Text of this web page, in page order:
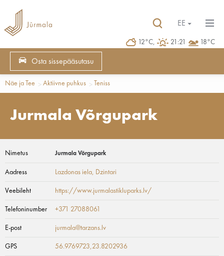
12°C, 21:21 18°C
EE
Osta sissepääsutasu
Näe ja Tee Aktiivne puhkus Teniss
Jurmala Võrgupark
Nimetus Jurmala Võrgupark
Aadress Lazdonas iela, Dzintari
Veebileht https://www.jurmalastikluparks.lv/
Telefoninumber +371 27088061
E-post jurmala@tarzans.lv
GPS 56.9769723,23.8202936